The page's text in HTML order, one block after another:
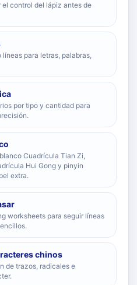
control del lápiz antes de
para letras, palabras,
por tipo y cantidad para
Cuadrícula Tian Zi,
Hui Gong y pinyin
extra.
worksheets para seguir líneas
chinos
de trazos, radicales e